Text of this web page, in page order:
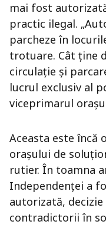
mai fost
practic ilegal.
parcheze în
trotuare. Cât ţine
circulaţie şi
lucrul exclusiv al
viceprimarul
Aceasta este încă
oraşului de
rutier. În toamna
Independenţei a
autorizată,
contradictorii în